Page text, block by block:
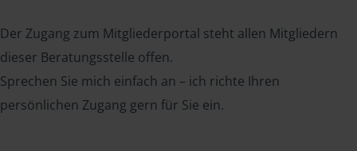
Der Zugang zum Mitgliederportal steht allen Mitgliedern
dieser Beratungsstelle offen.
Sprechen Sie mich einfach an – ich richte Ihren
persönlichen Zugang gern für Sie ein.